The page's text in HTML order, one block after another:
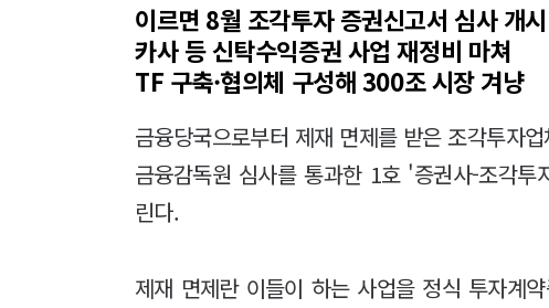
이르면 8월 조각투자 증권신고서 심사 개시
카사 등 신탁수익증권 사업 재정비 마쳐
TF 구축·협의체 구성해 300조 시장 겨냥
금융당국으로부터 제재 면제를 받은 조각투자
금융감독원 심사를 통과한 1호 '증권사-조각
린다.
제재 면제란 이들이 하는 사업을 정식 투자계